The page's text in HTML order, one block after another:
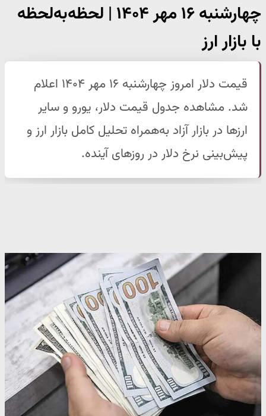
چهارشنبه ۱۶ مهر ۱۴۰۴ | لحظه‌به‌لحظه
با بازار ارز
قیمت دلار امروز چهارشنبه ۱۶ مهر ۱۴۰۴ اعلام
شد. مشاهده جدول قیمت دلار، یورو و سایر
ارزها در بازار آزاد به‌همراه تحلیل کامل بازار ارز و
پیش‌بینی نرخ دلار در روزهای آینده.